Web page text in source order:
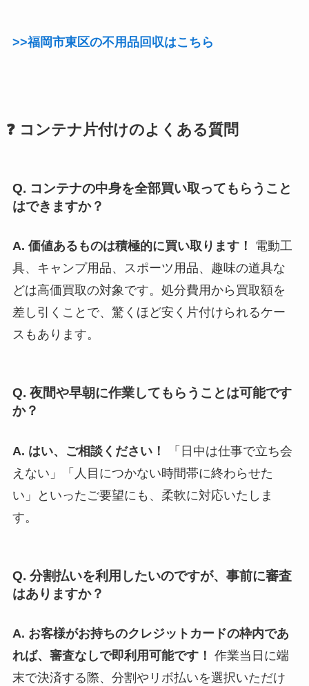
>>福岡市東区の不用品回収はこちら
❓ コンテナ片付けのよくある質問
Q. コンテナの中身を全部買い取ってもらうこと
はできますか？
A. 価値あるものは積極的に買い取ります！
電動工
具、キャンプ用品、スポーツ用品、趣味の道具な
どは高価買取の対象です。処分費用から買取額を
差し引くことで、驚くほど安く片付けられるケー
スもあります。
Q. 夜間や早朝に作業してもらうことは可能です
か？
A. はい、ご相談ください！
「日中は仕事で立ち会
えない」「人目につかない時間帯に終わらせた
い」といったご要望にも、柔軟に対応いたしま
す。
Q. 分割払いを利用したいのですが、事前に審査
はありますか？
A. お客様がお持ちのクレジットカードの枠内であ
れば、審査なしで即利用可能です！ 作業当日に端
末で決済する際、分割やリボ払いを選択いただけ